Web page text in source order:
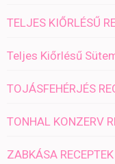
TELJES KIŐRLÉSŰ
Teljes Kiőrlésű
TOJÁSFEHÉRJÉS
TONHAL KONZERV
ZABKÁSA RECEPTEK